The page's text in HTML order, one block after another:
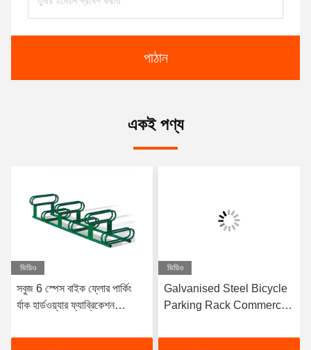
পাঠান
একই পণ্য
ভিডিও
সবুজ 6 স্পেস বাইক ফ্লোর পার্কিং
র্যাক হার্ডওয়্যার ফ্যাব্রিকেশন
ভিডিও
Galvanised Steel Bicycle
Parking Rack Commercial